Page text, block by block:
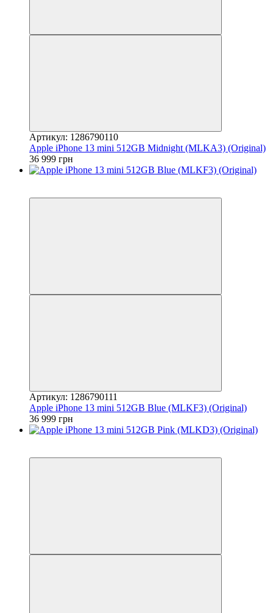
Артикул: 1286790110
Apple iPhone 13 mini 512GB Midnight (MLKA3) (Original)
36 999 грн
Артикул: 1286790111
Apple iPhone 13 mini 512GB Blue (MLKF3) (Original)
36 999 грн